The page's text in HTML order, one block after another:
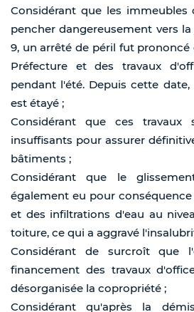
Considérant que les
pencher dangereusement vers
9, un arrêté de péril fut prononcé
Préfecture et des travaux
pendant l'été. Depuis cette
est étayé ;
Considérant que ces travaux
insuffisants pour assurer
bâtiments ;
Considérant que le
également eu pour
et des infiltrations d'eau au
toiture, ce qui a aggravé
Considérant de surcroît
financement des travaux
désorganisée la copropriété ;
Considérant qu'après la